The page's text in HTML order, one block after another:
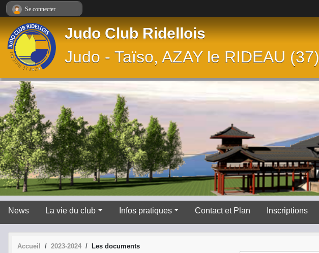
Judo Club Ridellois
Judo - Taïso, AZAY le RIDEAU (37)
News La vie du club Infos pratiques Contact et Plan Inscriptions
Accueil 2023-2024 Les documents
Se connecter
Panneau de gestion des cookies